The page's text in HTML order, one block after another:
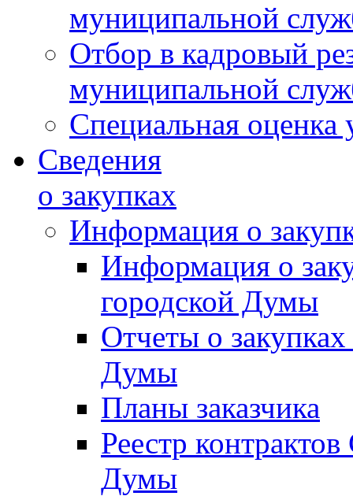
муниципальной
Отбор в кадровый
муниципальной
Специальная оценка
Сведения
о закупках
Информация о
Информация о
городской Думы
Отчеты о
Думы
Планы заказчика
Реестр
Думы